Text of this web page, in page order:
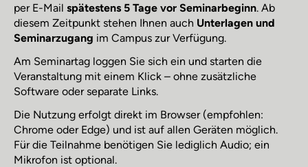
per E-Mail spätestens 5 Tage vor Seminarbeginn. Ab
diesem Zeitpunkt stehen Ihnen auch Unterlagen und
Seminarzugang im Campus zur Verfügung.
Am Seminartag loggen Sie sich ein und starten die
Veranstaltung mit einem Klick – ohne zusätzliche
Software oder separate Links.
Die Nutzung erfolgt direkt im Browser (empfohlen:
Chrome oder Edge) und ist auf allen Geräten möglich.
Für die Teilnahme benötigen Sie lediglich Audio; ein
Mikrofon ist optional.